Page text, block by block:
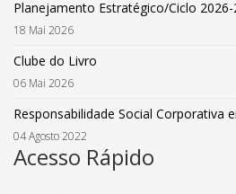
Planejamento Estratégico/Ciclo 2026-
18 Mai 2026
Clube do Livro
06 Mai 2026
Responsabilidade Social Corporativa
04 Agosto 2022
Acesso Rápido